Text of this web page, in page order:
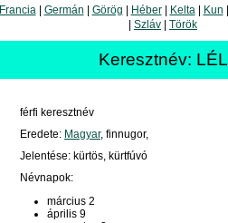
Francia| Germán Görög Héber| Kelta| Kun
Szláv Török
Keresztnév: LÉL
férfi keresztnév
Eredete: Magyar, finnugor,
Jelentése: kürtös, kürtfúvó
Névnapok:
március 2
április 9